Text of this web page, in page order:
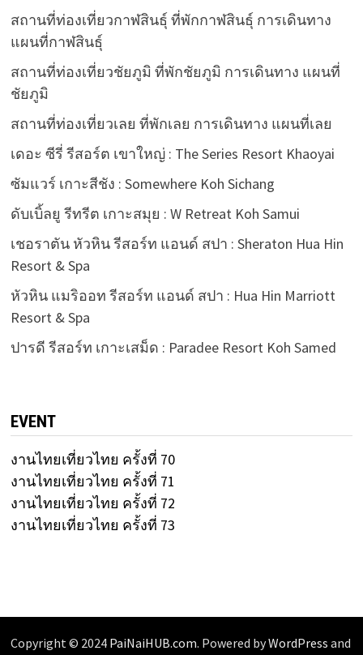
สถานที่ท่องเที่ยวกาฬสินธุ์ ที่พักกาฬสินธุ์ การเดินทาง
แผนที่กาฬสินธุ์
สถานที่ท่องเที่ยวชัยภูมิ ที่พักชัยภูมิ การเดินทาง แผนที่
ชัยภูมิ
สถานที่ท่องเที่ยวเลย ที่พักเลย การเดินทาง แผนที่เลย
เดอะ ซีรี่ รีสอร์ต เขาใหญ่ : The Series Resort Khaoyai
ซัมแวร์ เกาะสีชัง : Somewhere Koh Sichang
ดับเบิ้ลยู รีทรีต เกาะสมุย : W Retreat Koh Samui
เชอราตัน หัวหิน รีสอร์ท แอนด์ สปา : Sheraton Hua Hin
Resort & Spa
หัวหิน แมริออท รีสอร์ท แอนด์ สปา : Hua Hin Marriott
Resort & Spa
ปารดี รีสอร์ท เกาะเสม็ด : Paradee Resort Koh Samed
EVENT
งานไทยเที่ยวไทย ครั้งที่ 70
งานไทยเที่ยวไทย ครั้งที่ 71
งานไทยเที่ยวไทย ครั้งที่ 72
งานไทยเที่ยวไทย ครั้งที่ 73
Copyright © 2024 PaiNaiHUB.com. Powered byWordPress and